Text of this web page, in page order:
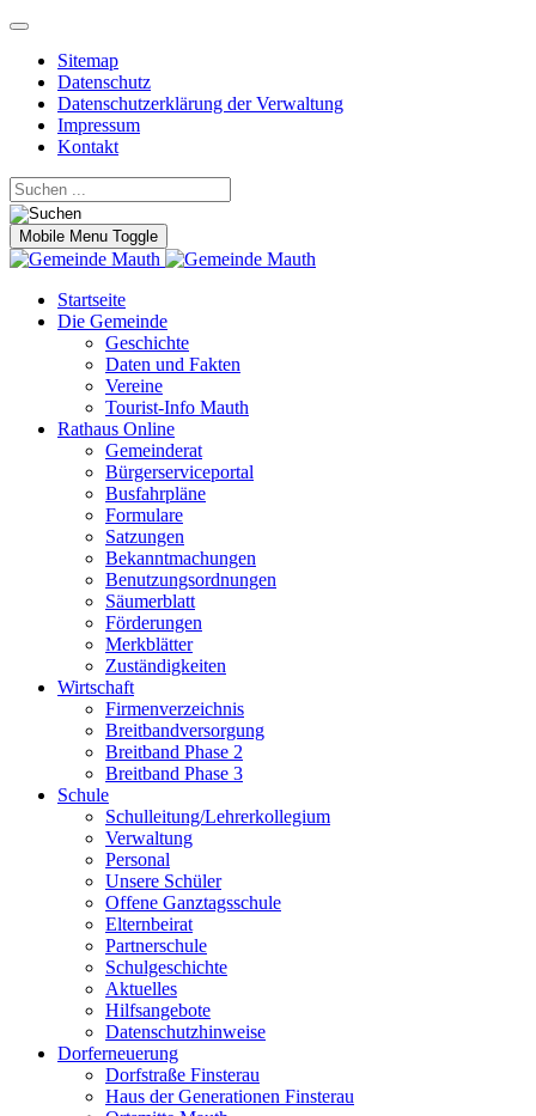
Sitemap
Datenschutz
Datenschutzerklärung der Verwaltung
Impressum
Kontakt
Mobile Menu Toggle
Startseite
Die Gemeinde
Geschichte
Daten und Fakten
Vereine
Tourist-Info Mauth
Rathaus Online
Gemeinderat
Bürgerserviceportal
Busfahrpläne
Formulare
Satzungen
Bekanntmachungen
Benutzungsordnungen
Säumerblatt
Förderungen
Merkblätter
Zuständigkeiten
Wirtschaft
Firmenverzeichnis
Breitbandversorgung
Breitband Phase 2
Breitband Phase 3
Schule
Schulleitung/Lehrerkollegium
Verwaltung
Personal
Unsere Schüler
Offene Ganztagsschule
Elternbeirat
Partnerschule
Schulgeschichte
Aktuelles
Hilfsangebote
Datenschutzhinweise
Dorferneuerung
Dorfstraße Finsterau
Haus der Generationen Finsterau